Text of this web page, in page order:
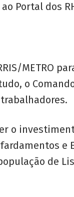
Portal dos
METRO
o
o
e
de